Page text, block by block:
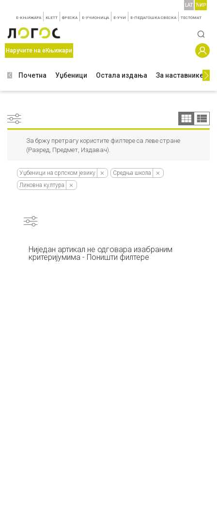
E-КЊИЖАРА KLETT ФРЕСКА E-УЧИОНИЦА E-УЧИ Е-ПЕДАГОШКА СВЕСКА TЕСТОМАТ
LAT ЋИР
Наручите на еКњижари
Почетна Уџбеници Остала издања За наставнике
За бржу претрагу користите филтере са леве стране
(Разред, Предмет, Издавач).
Уџбеници на српском језику
Средња школа
Ликовна култура
Ниједан артикал не одговара изабраним
критеријумима - Поништи филтере